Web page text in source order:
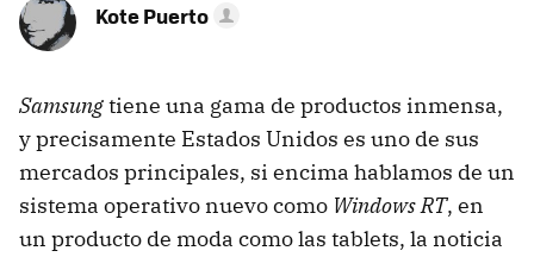
Kote Puerto
Samsungtiene una gama de productos inmensa,
y precisamente Estados Unidos es uno de sus
mercados principales, si encima hablamos de un
sistema operativo nuevo como Windows RT, en
un producto de moda como las tablets, la noticia